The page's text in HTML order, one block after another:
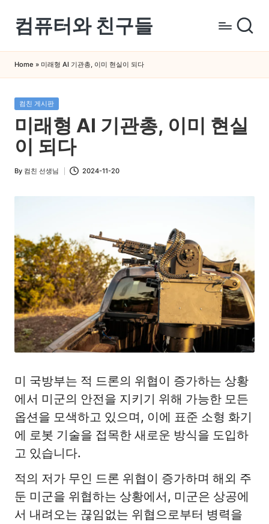
Skip
content
컴퓨터와 친구들
퓨
터
스
마
트
폰
을
우
는
곳
Home » 미래형 AI 기관총, 이미 현실이 되다
Posted
in
컴친 게시판
미래형 AI 기관총, 이미 현실
이 되다
Posted
By 컴친 선생님 2024-11-20
미 국방부는 적 드론의 위협이 증가하는 상황
에서 미군의 안전을 지키기 위해 가능한 모든
옵션을 모색하고 있으며, 이에 표준 소형 화기
에 로봇 기술을 접목한 새로운 방식을 도입하
고 있습니다.
적의 저가 무인 드론 위협이 증가하며 해외 주
둔 미군을 위협하는 상황에서, 미군은 상공에
서 내려오는 끊임없는 위협으로부터 병력을